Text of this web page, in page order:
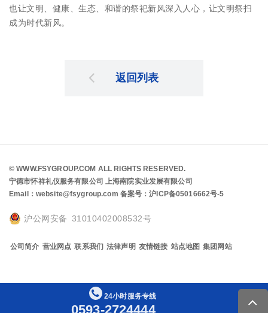
也让文明、健康、生态、和谐的祭祀新风深入人心，让文明祭扫
成为时代新风。
返回列表
©WWW.FSYGROUP.COM ALL RIGHTS RESERVED.
宁德市怀祥礼仪服务有限公司 上海南院实业发展有限公司
Email：website@fsygroup.com 备案号：沪ICP备05016662号-5
沪公网安备 31010402008532号
公司简介 营业网点 联系我们 法律声明 友情链接 站点地图 集团网站
24小时服务专线
0593-2724444